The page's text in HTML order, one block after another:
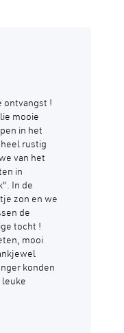
ontvangst !
mooie
in het
rustig
van het
in
In de
zon en we
de
tocht !
mooi
konden
leuke